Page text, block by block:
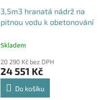
3,5m3 hranatá nádrž na
pitnou vodu k obetonování
Skladem
20 290 Kč bez DPH
24 551 Kč
Do košíku